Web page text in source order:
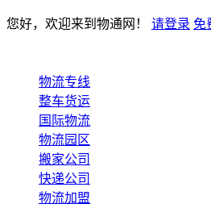
您好，欢迎来到物通网！ 请登录 免
物流专线
整车货运
国际物流
物流园区
搬家公司
快递公司
物流加盟